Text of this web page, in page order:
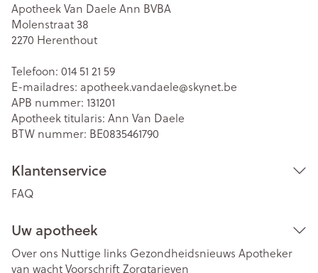
Apotheek Van Daele Ann BVBA
Molenstraat 38
2270 Herenthout
Telefoon: 014 51 21 59
E-mailadres: apotheek.vandaele@skynet.be
APB nummer: 131201
Apotheek titularis: Ann Van Daele
BTW nummer: BE0835461790
Klantenservice
FAQ
Uw apotheek
Over ons Nuttige links Gezondheidsnieuws Apotheker
van wachtVoorschriftZorgtarieven